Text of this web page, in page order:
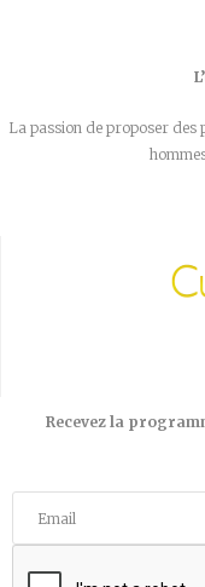
La passion de proposer des
Recevez la